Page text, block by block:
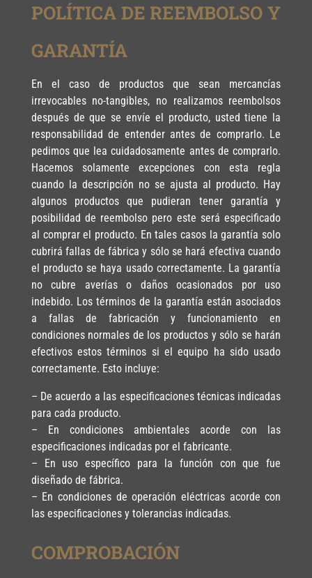
POLÍTICA DE REEMBOLSO Y
GARANTÍA
En el caso de productos que sean mercancías
irrevocables no-tangibles, no realizamos reembolsos
después de que se envíe el producto, usted tiene la
responsabilidad de entender antes de comprarlo. Le
pedimos que lea cuidadosamente antes de comprarlo.
Hacemos solamente excepciones con esta regla
cuando la descripción no se ajusta al producto. Hay
algunos productos que pudieran tener garantía y
posibilidad de reembolso pero este será especificado
al comprar el producto. En tales casos la garantía solo
cubrirá fallas de fábrica y sólo se hará efectiva cuando
el producto se haya usado correctamente. La garantía
no cubre averías o daños ocasionados por uso
indebido. Los términos de la garantía están asociados
a fallas de fabricación y funcionamiento en
condiciones normales de los productos y sólo se harán
efectivos estos términos si el equipo ha sido usado
correctamente. Esto incluye:
– De acuerdo a las especificaciones técnicas indicadas
para cada producto.
– En condiciones ambientales acorde con las
especificaciones indicadas por el fabricante.
– En uso específico para la función con que fue
diseñado de fábrica.
– En condiciones de operación eléctricas acorde con
las especificaciones y tolerancias indicadas.
COMPROBACIÓN